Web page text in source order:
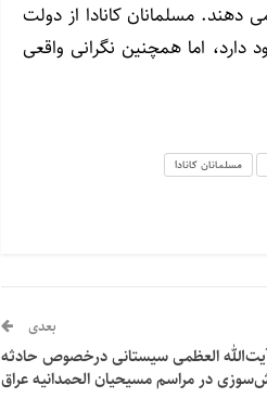
دهند. مسلمانان کانادا از دولت
اما همچنین نگرانی واقعی
مسلمانان کانادا
بعدی
العظمی سیستانی درخصوص حادثه
در مراسم مسیحیان الحمدانیه‌ عراق